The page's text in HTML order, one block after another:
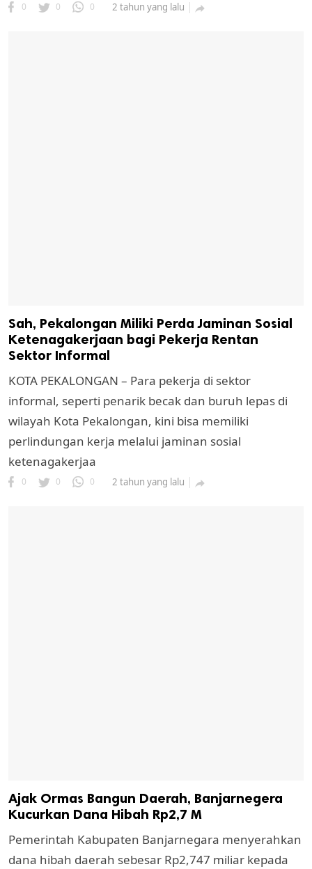
0 0 0 2 tahun yang lalu 
Sah, Pekalongan Miliki Perda Jaminan Sosial
Ketenagakerjaan bagi Pekerja Rentan
Sektor Informal
KOTA PEKALONGAN – Para pekerja di sektor
informal, seperti penarik becak dan buruh lepas di
wilayah Kota Pekalongan, kini bisa memiliki
perlindungan kerja melalui jaminan sosial
ketenagakerjaa
0 0 0 2 tahun yang lalu 
Ajak Ormas Bangun Daerah, Banjarnegera
Kucurkan Dana Hibah Rp2,7 M
Pemerintah Kabupaten Banjarnegara menyerahkan
dana hibah daerah sebesar Rp2,747 miliar kepada